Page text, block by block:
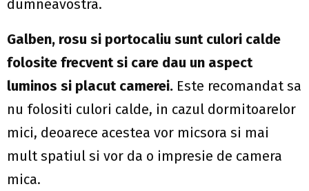
dumneavostra.
Galben, rosu si portocaliu sunt culori calde
folosite frecvent si care dau un aspect
luminos si placut camerei. Este recomandat sa
nu folositi culori calde, in cazul dormitoarelor
mici, deoarece acestea vor micsora si mai
mult spatiul si vor da o impresie de camera
mica.